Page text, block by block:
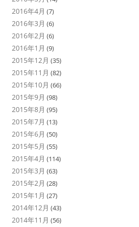
2016年4月 (7)
2016年3月 (6)
2016年2月 (6)
2016年1月 (9)
2015年12月 (35)
2015年11月 (82)
2015年10月 (66)
2015年9月 (98)
2015年8月 (95)
2015年7月 (13)
2015年6月 (50)
2015年5月 (55)
2015年4月 (114)
2015年3月 (63)
2015年2月 (28)
2015年1月 (27)
2014年12月 (43)
2014年11月 (56)